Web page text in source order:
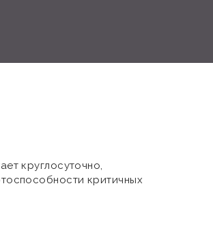
круглосуточно,
критичных